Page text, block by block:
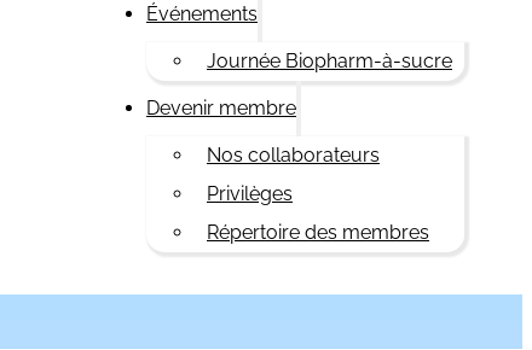
Événements
Journée Biopharm-à-sucre
Devenir membre
Nos collaborateurs
Privilèges
Répertoire des membres